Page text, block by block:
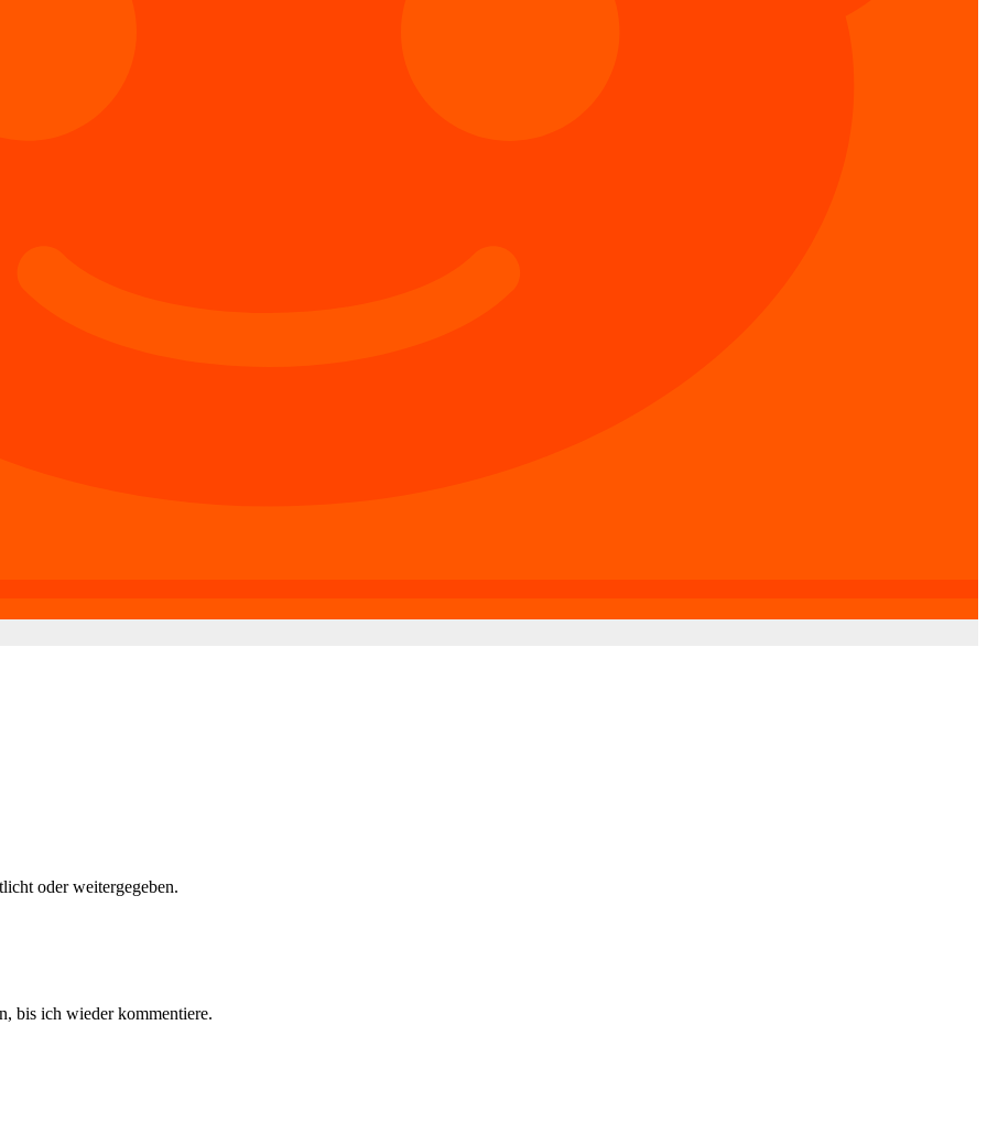
oder weitergegeben.
bis ich wieder kommentiere.